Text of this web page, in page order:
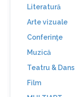
Literatură
Arte vizuale
Conferinţe
Muzică
Teatru & Dans
Film